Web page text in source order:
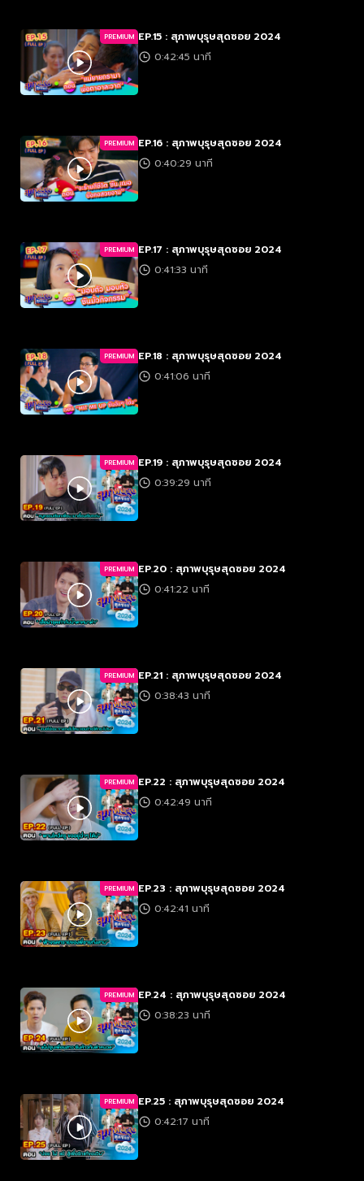
PREMIUM EP.15 : สุภาพบุรุษสุดซอย 2024
0:42:45 นาที
PREMIUM EP.16 : สุภาพบุรุษสุดซอย 2024
0:40:29 นาที
PREMIUM EP.17 : สุภาพบุรุษสุดซอย 2024
0:41:33 นาที
PREMIUM EP.18 : สุภาพบุรุษสุดซอย 2024
0:41:06 นาที
PREMIUM EP.19 : สุภาพบุรุษสุดซอย 2024
0:39:29 นาที
PREMIUM EP.20 : สุภาพบุรุษสุดซอย 2024
0:41:22 นาที
PREMIUM EP.21 : สุภาพบุรุษสุดซอย 2024
0:38:43 นาที
PREMIUM EP.22 : สุภาพบุรุษสุดซอย 2024
0:42:49 นาที
PREMIUM EP.23 : สุภาพบุรุษสุดซอย 2024
0:42:41 นาที
PREMIUM EP.24 : สุภาพบุรุษสุดซอย 2024
0:38:23 นาที
PREMIUM EP.25 : สุภาพบุรุษสุดซอย 2024
0:42:17 นาที